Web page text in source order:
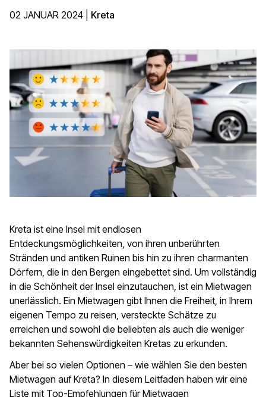
02 JANUAR 2024 Kreta
Kreta ist eine Insel mit endlosen
Entdeckungsmöglichkeiten, von ihren unberührten
Stränden und antiken Ruinen bis hin zu ihren charmanten
Dörfern, die in den Bergen eingebettet sind. Um vollständig
in die Schönheit der Insel einzutauchen, ist ein Mietwagen
unerlässlich. Ein Mietwagen gibt Ihnen die Freiheit, in Ihrem
eigenen Tempo zu reisen, versteckte Schätze zu
erreichen und sowohl die beliebten als auch die weniger
bekannten Sehenswürdigkeiten Kretas zu erkunden.
Aber bei so vielen Optionen – wie wählen Sie den besten
Mietwagen auf Kreta? In diesem Leitfaden haben wir eine
Liste mit Top-Empfehlungen für Mietwagen